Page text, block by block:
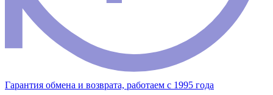
Гарантия обмена и возврата, работаем с 1995 года